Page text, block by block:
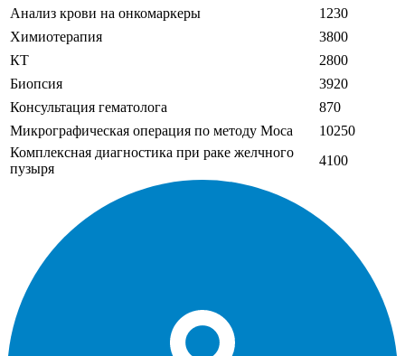
Анализ крови на онкомаркеры
1230
Химиотерапия
3800
КТ
2800
Биопсия
3920
Консультация гематолога
870
Микрографическая операция по методу Моса
10250
Комплексная диагностика при раке желчного
пузыря
4100